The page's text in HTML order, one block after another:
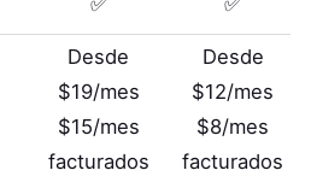
Desde
$19/mes
$15/mes
facturados
Desde
$12/mes
$8/mes
facturados